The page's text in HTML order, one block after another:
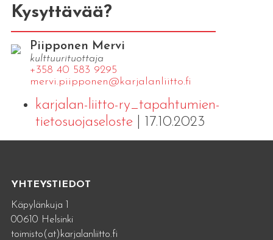
Kysyttävää?
Piipponen Mervi
kulttuurituottaja
+358 40 583 9295
mervi.​piipponen@​kar​jala​nlii​tto.​fi
karjalan-liitto-ry_tapahtumien-
tietosuojaseloste| 17.10.2023
YHTEYSTIEDOT
Käpylänkuja 1
00610 Helsinki
toimisto(at)karjalanliitto.fi